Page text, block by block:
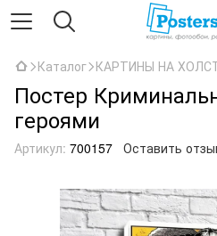
Каталог КАРТИНЫ НА
Постер
героями
Артикул: 700157 Оставить